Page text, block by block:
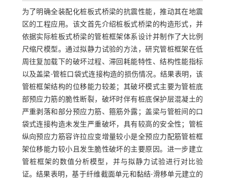
为了明确全装配化桩板式桥梁的抗震性能，推动其在地震
区的工程应用。该文首先介绍桩板式桥梁的构造形式，并
依据实际桩板式桥梁的管桩框架体系设计并制作了大比例
尺缩尺模型。通过拟静力试验的方法，研究管桩框架在低
周往复加载下的破坏过程、滞回耗能特性、结构性能指标
以及盖梁-管桩口袋式连接构造的损伤情况。结果表明，该
管桩框架结构的位移能力较差；其破坏模式主要为管桩底
部预应力筋的脆性断裂，破坏时伴有桩底保护层混凝土的
严重剥落和部分预应力筋、箍筋外露；盖梁与管桩间的口
袋式连接构造未发生严重破坏，具有较高的安全性；管桩
纵向预应力筋容许拉应变增量较小是全预应力配筋管桩框
架位移能力较小且发生脆性破坏的主要原因。进一步建立
管桩框架的数值分析模型，并与拟静力试验进行对比验
证。结果表明，基于纤维截面单元和黏结-滑移单元建立的